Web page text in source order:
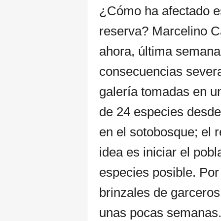
¿Cómo ha afectado
reserva? Marcelino
ahora, última
consecuencias
galería tomadas en
de 24 especies
en el sotobosque; el
idea es iniciar el
especies posible.
brinzales de
unas pocas semanas.